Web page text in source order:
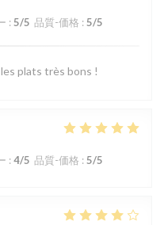
: 5/5 品質-価格 : 5/5
plats très bons !
: 4/5 品質-価格 : 5/5